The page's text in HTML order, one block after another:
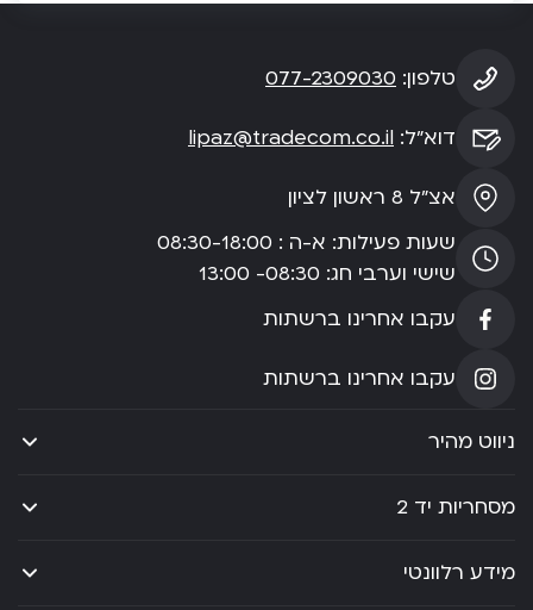
טלפון: 077-2309030
דוא”ל: lipaz@tradecom.co.il
אצ”ל 8 ראשון לציון
שעות פעילות: א-ה : 08:30-18:00
שישי וערבי חג: 08:30- 13:00
עקבו אחרינו ברשתות
עקבו אחרינו ברשתות
ניווט מהיר
מסחריות יד 2
מידע רלוונטי